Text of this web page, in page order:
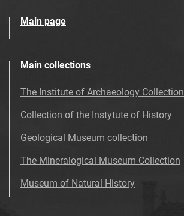
Main page
Main collections
The Institute of Archaeology Collection
Collection of the Instytute of History
Geological Museum collection
The Mineralogical Museum Collection
Museum of Natural History